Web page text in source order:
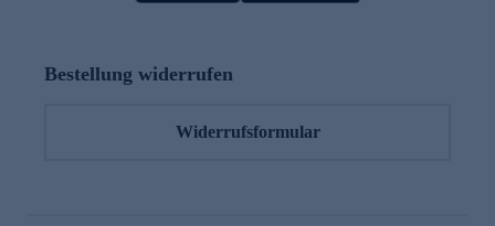
Bestellung widerrufen
Widerrufsformular